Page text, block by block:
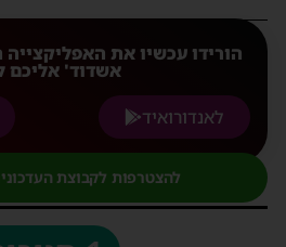
הורידו עכשיו את
אשדוד' אליכם
לאנדורואיד
להצטרפות לקבוצת